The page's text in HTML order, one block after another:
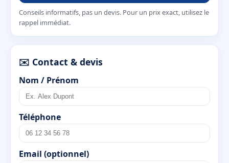
Conseils informatifs, pas un devis. Pour un prix exact, utilisez le
rappel immédiat.
✉️ Contact & devis
Nom / Prénom
Téléphone
Email (optionnel)